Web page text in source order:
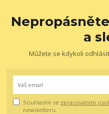
a
Můžete se kdykoli
Souhlasím se zpracováním
newsletteru.